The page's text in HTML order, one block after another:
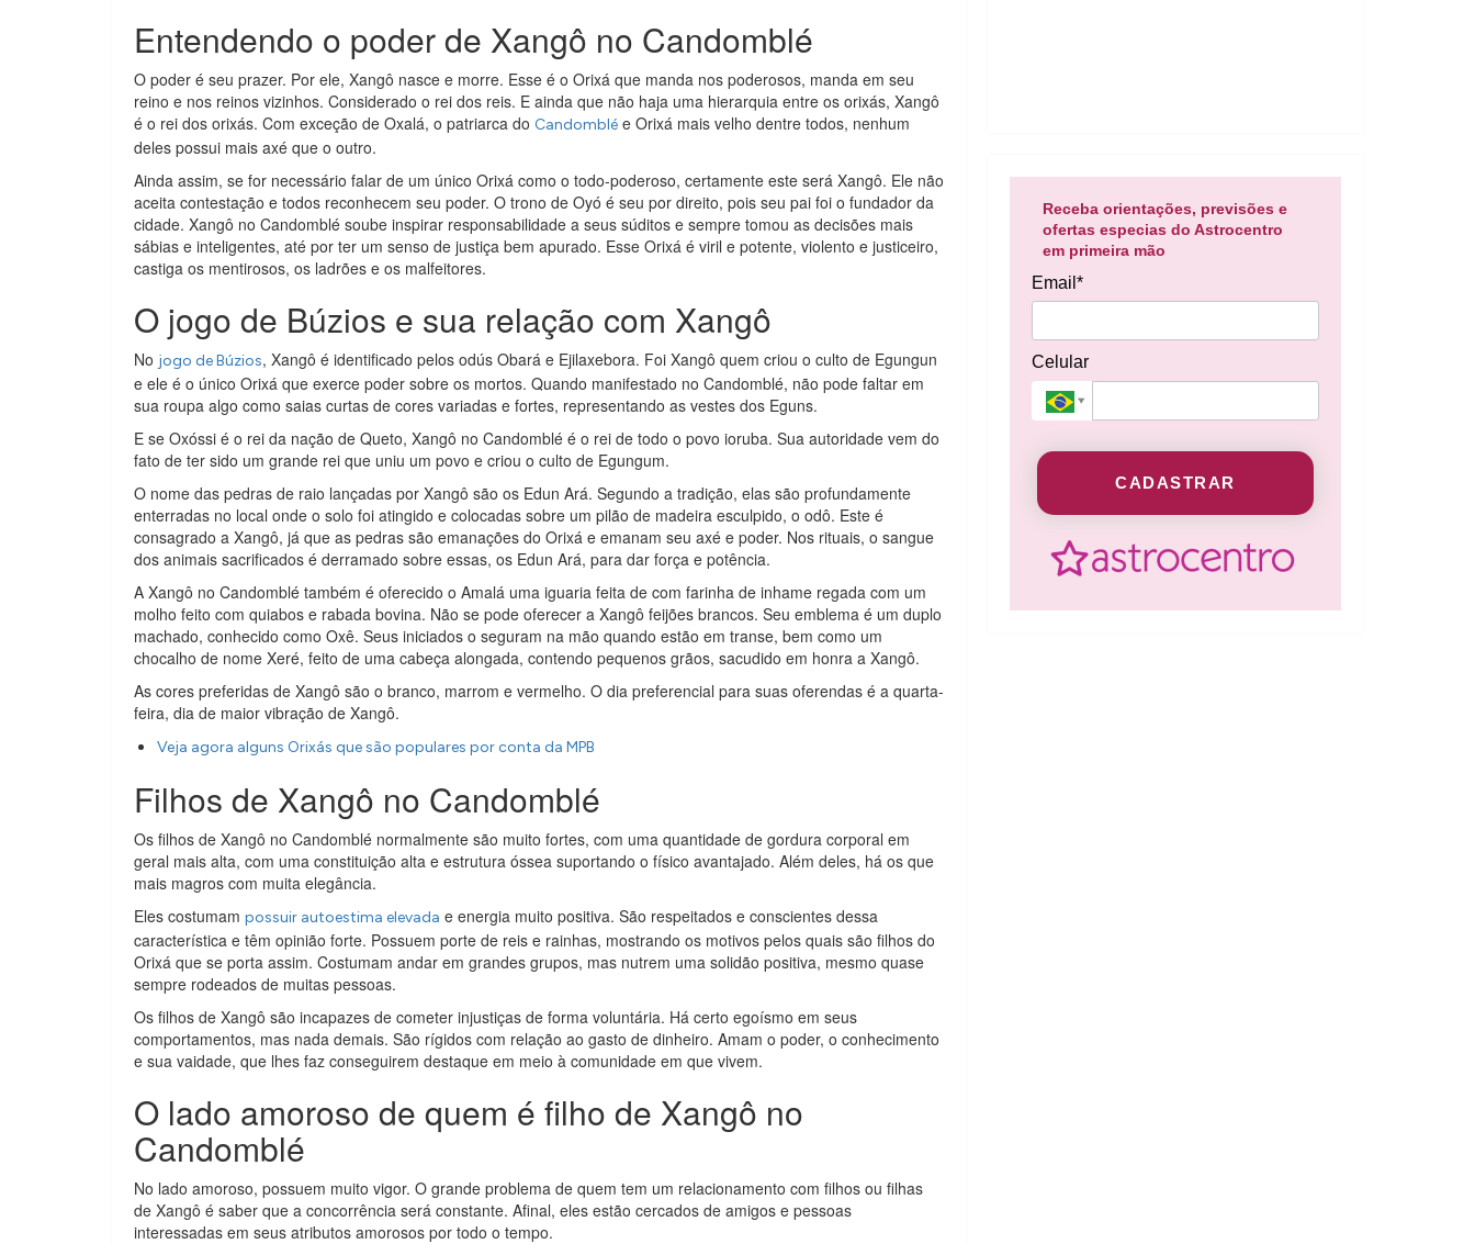
Entendendo o poder de Xangô no Candomblé
O poder é seu prazer. Por ele, Xangô nasce e morre. Esse é o Orixá que manda nos poderosos, manda em seu
reino e nos reinos vizinhos. Considerado o rei dos reis. E ainda que não haja uma hierarquia entre os orixás, Xangô
é o rei dos orixás. Com exceção de Oxalá, o patriarca do Candomblé e Orixá mais velho dentre todos, nenhum
deles possui mais axé que o outro.
Ainda assim, se for necessário falar de um único Orixá como o todo-poderoso, certamente este será Xangô. Ele não
aceita contestação e todos reconhecem seu poder. O trono de Oyó é seu por direito, pois seu pai foi o fundador da
cidade. Xangô no Candomblé soube inspirar responsabilidade a seus súditos e sempre tomou as decisões mais
sábias e inteligentes, até por ter um senso de justiça bem apurado. Esse Orixá é viril e potente, violento e justiceiro,
castiga os mentirosos, os ladrões e os malfeitores.
O jogo de Búzios e sua relação com Xangô
No jogo de Búzios, Xangô é identificado pelos odús Obará e Ejilaxebora. Foi Xangô quem criou o culto de Egungun
e ele é o único Orixá que exerce poder sobre os mortos. Quando manifestado no Candomblé, não pode faltar em
sua roupa algo como saias curtas de cores variadas e fortes, representando as vestes dos Eguns.
E se Oxóssi é o rei da nação de Queto, Xangô no Candomblé é o rei de todo o povo ioruba. Sua autoridade vem do
fato de ter sido um grande rei que uniu um povo e criou o culto de Egungum.
O nome das pedras de raio lançadas por Xangô são os Edun Ará. Segundo a tradição, elas são profundamente
enterradas no local onde o solo foi atingido e colocadas sobre um pilão de madeira esculpido, o odô. Este é
consagrado a Xangô, já que as pedras são emanações do Orixá e emanam seu axé e poder. Nos rituais, o sangue
dos animais sacrificados é derramado sobre essas, os Edun Ará, para dar força e potência.
A Xangô no Candomblé também é oferecido o Amalá uma iguaria feita de com farinha de inhame regada com um
molho feito com quiabos e rabada bovina. Não se pode oferecer a Xangô feijões brancos. Seu emblema é um duplo
machado, conhecido como Oxê. Seus iniciados o seguram na mão quando estão em transe, bem como um
chocalho de nome Xeré, feito de uma cabeça alongada, contendo pequenos grãos, sacudido em honra a Xangô.
As cores preferidas de Xangô são o branco, marrom e vermelho. O dia preferencial para suas oferendas é a quarta-
feira, dia de maior vibração de Xangô.
Veja agora alguns Orixás que são populares por conta da MPB
Filhos de Xangô no Candomblé
Os filhos de Xangô no Candomblé normalmente são muito fortes, com uma quantidade de gordura corporal em
geral mais alta, com uma constituição alta e estrutura óssea suportando o físico avantajado. Além deles, há os que
mais magros com muita elegância.
Eles costumam possuir autoestima elevada e energia muito positiva. São respeitados e conscientes dessa
característica e têm opinião forte. Possuem porte de reis e rainhas, mostrando os motivos pelos quais são filhos do
Orixá que se porta assim. Costumam andar em grandes grupos, mas nutrem uma solidão positiva, mesmo quase
sempre rodeados de muitas pessoas.
Os filhos de Xangô são incapazes de cometer injustiças de forma voluntária. Há certo egoísmo em seus
comportamentos, mas nada demais. São rígidos com relação ao gasto de dinheiro. Amam o poder, o conhecimento
e sua vaidade, que lhes faz conseguirem destaque em meio à comunidade em que vivem.
O lado amoroso de quem é filho de Xangô no
Candomblé
No lado amoroso, possuem muito vigor. O grande problema de quem tem um relacionamento com filhos ou filhas
de Xangô é saber que a concorrência será constante. Afinal, eles estão cercados de amigos e pessoas
interessadas em seus atributos amorosos por todo o tempo.
Receba orientações, previsões e
ofertas especias do Astrocentro
em primeira mão
Email*
Celular
CADASTRAR